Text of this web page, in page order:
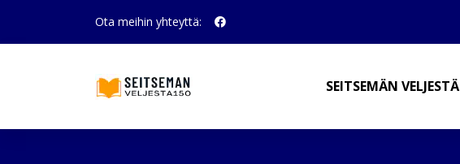
Ota meihin yhteyttä:
SEITSEMÄN VELJESTÄ